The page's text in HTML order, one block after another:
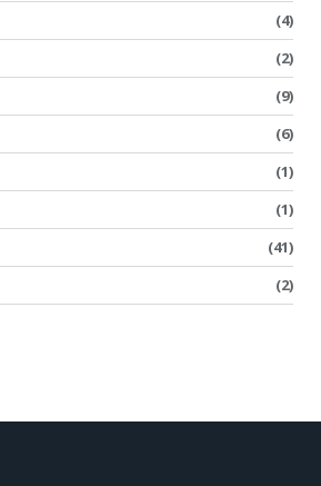
(4)
(2)
(9)
(6)
(1)
(1)
(41)
(2)